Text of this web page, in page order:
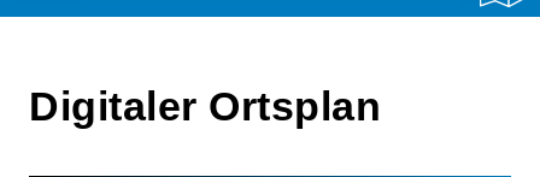
Digitaler Ortsplan